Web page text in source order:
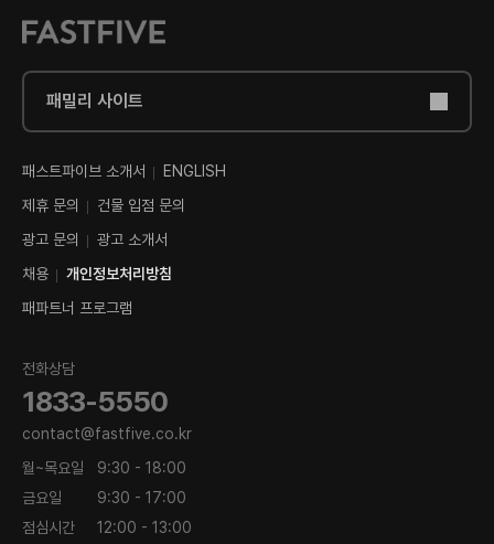
패스트파이브 소개서
ENGLISH
제휴 문의
건물 입점 문의
광고 문의
광고 소개서
채용
개인정보처리방침
패파트너 프로그램
패밀리 사이트
전화상담
1833-5550
contact@fastfive.co.kr
월~목요일
9:30 - 18:00
금요일
9:30 - 17:00
점심시간
12:00 - 13:00